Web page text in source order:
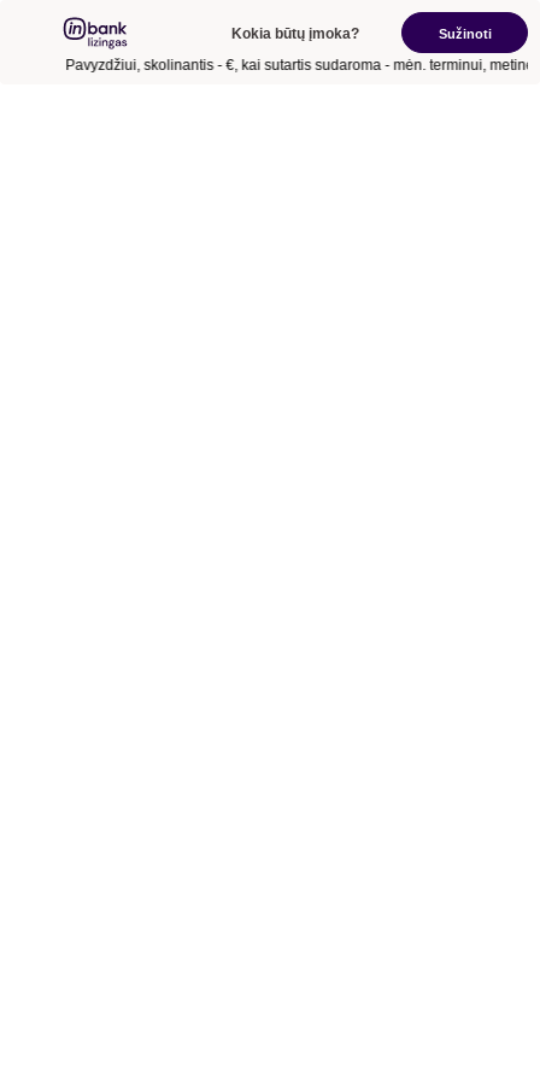
Sužinoti
Kokia būtų įmoka?
Pavyzdžiui, skolinantis- €, kai sutartis sudaroma- mėn.terminui, metinė